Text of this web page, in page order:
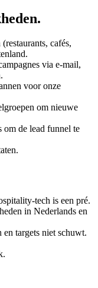
.
cafés,
via e-mail,
voor onze
om nieuwe
om de lead funnel te
tech is een pré.
in Nederlands en
targets niet schuwt.